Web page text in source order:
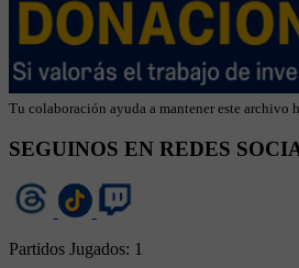
Tu colaboración ayuda a mantener este archivo
SEGUINOS EN REDES
Partidos Jugados: 1